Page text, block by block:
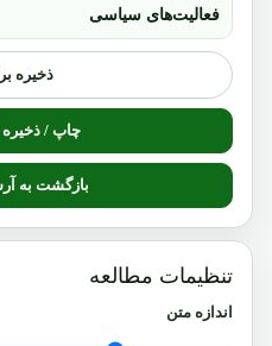
فعالیت‌های سیاسی
ذخیره
چاپ / ذخیره PDF مقاله
بازگشت به
تنظیمات مطالعه
اندازه متن